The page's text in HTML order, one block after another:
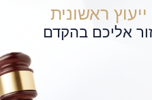
ראשונית
אליכם בהקדם